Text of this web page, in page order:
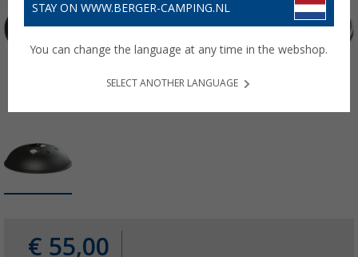
€ 55,00
STAY ON WWW.BERGER-CAMPING.NL
You can change the language at any time in the webshop.
SELECT ANOTHER LANGUAGE